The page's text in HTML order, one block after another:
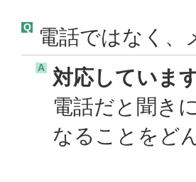
Q 電話ではなく、
A
対応していま
電話だと聞き
なることを